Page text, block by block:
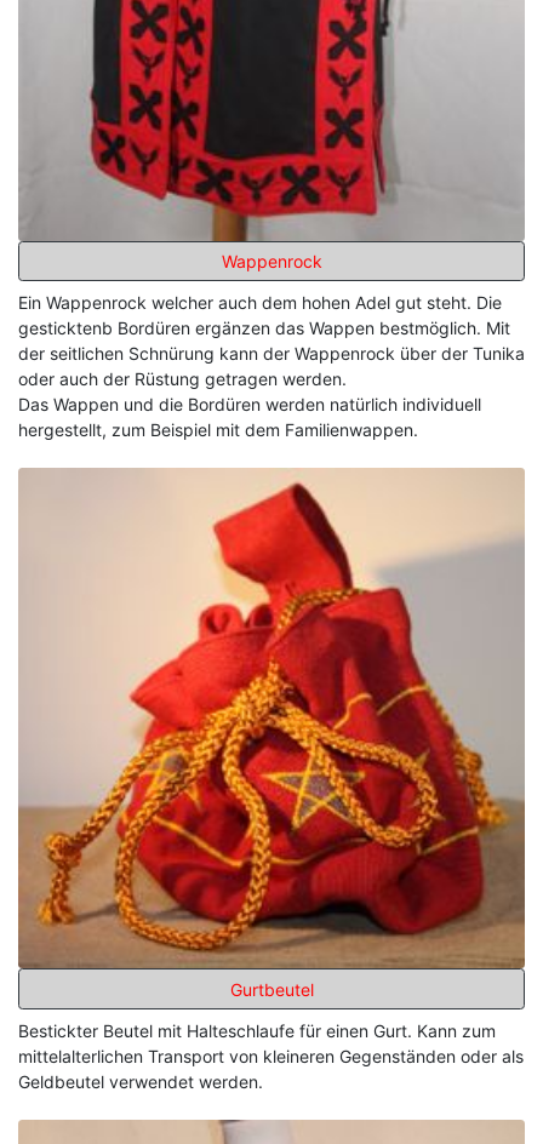
Wappenrock
Ein Wappenrock welcher auch dem hohen Adel gut steht. Die
gesticktenb Bordüren ergänzen das Wappen bestmöglich. Mit
der seitlichen Schnürung kann der Wappenrock über der Tunika
oder auch der Rüstung getragen werden.
Das Wappen und die Bordüren werden natürlich individuell
hergestellt, zum Beispiel mit dem Familienwappen.
Gurtbeutel
Bestickter Beutel mit Halteschlaufe für einen Gurt. Kann zum
mittelalterlichen Transport von kleineren Gegenständen oder als
Geldbeutel verwendet werden.